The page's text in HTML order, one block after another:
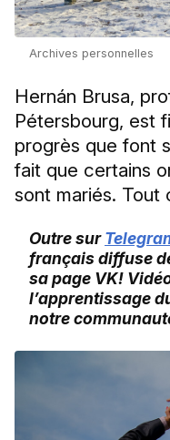
Archives personnelles
Hernán Brusa,
Pétersbourg, est
progrès que font
fait que certains
sont mariés. Tout
Outre sur
français diffuse
sa page VK!
l’apprentissage
notre